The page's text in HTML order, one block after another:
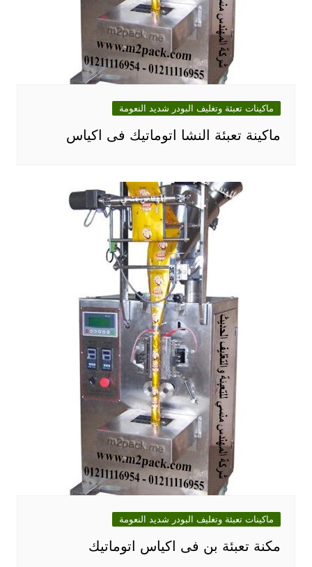
ماكينات تعبئة وتغليف البودر شديد النعومة
ماكينة تعبئة النشا اتوماتيك فى اكياس
ماكينات تعبئة وتغليف البودر شديد النعومة
مكنة تعبئة بن فى اكياس اتوماتيك